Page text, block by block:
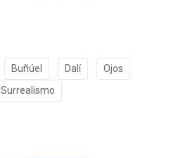
Buñúel Dalí
Ojos
Surrealismo